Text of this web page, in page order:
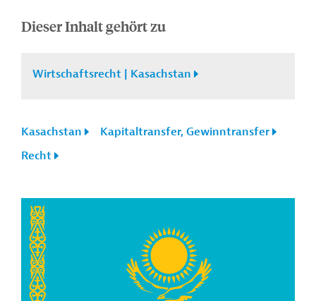
Dieser Inhalt gehört zu
Wirtschaftsrecht | Kasachstan
Kasachstan
Kapitaltransfer, Gewinntransfer
Recht